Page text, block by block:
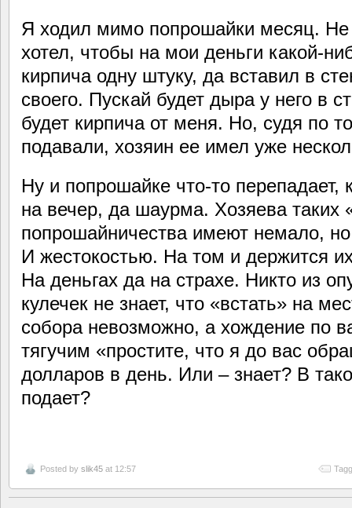
Я ходил мимо попрошайки месяц. Не
хотел, чтобы на мои деньги какой-
кирпича одну штуку, да вставил в
своего. Пускай будет дыра у него в
будет кирпича от меня. Но, судя по
подавали, хозяин ее имел уже
Ну и попрошайке что-то перепадает,
на вечер, да шаурма. Хозяева таких
попрошайничества имеют немало,
И жестокостью. На том и держится
На деньгах да на страхе. Никто из
кулечек не знает, что «встать» на
собора невозможно, а хождение по
тягучим «простите, что я до вас
долларов в день. Или – знает? В
подает?
Posted by slik45 at 12:57